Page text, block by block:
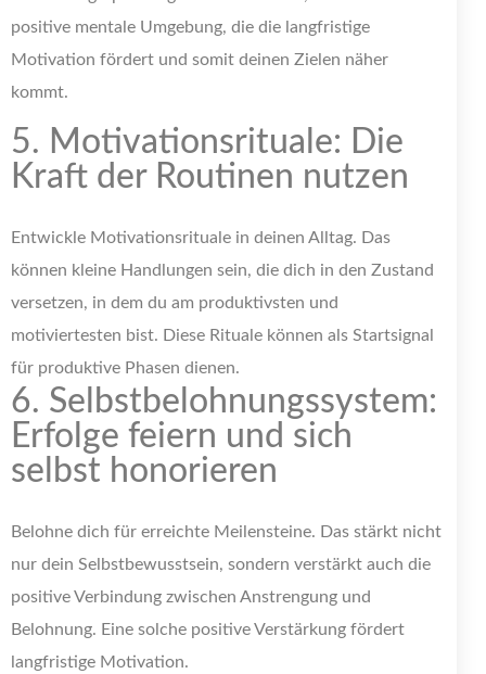
positive mentale Umgebung, die die langfristige
Motivation fördert und somit deinen Zielen näher
kommt.
5. Motivationsrituale: Die
Kraft der Routinen nutzen
Entwickle Motivationsrituale in deinen Alltag. Das
können kleine Handlungen sein, die dich in den Zustand
versetzen, in dem du am produktivsten und
motiviertesten bist. Diese Rituale können als Startsignal
für produktive Phasen dienen.
6. Selbstbelohnungssystem:
Erfolge feiern und sich
selbst honorieren
Belohne dich für erreichte Meilensteine. Das stärkt nicht
nur dein Selbstbewusstsein, sondern verstärkt auch die
positive Verbindung zwischen Anstrengung und
Belohnung. Eine solche positive Verstärkung fördert
langfristige Motivation.